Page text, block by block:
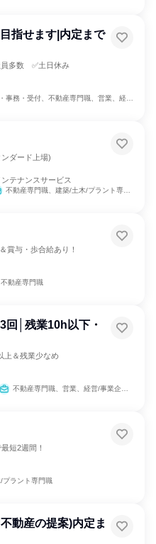
指せます|内定まで
員多数 ✅土日休み
専門職、営業、経営/事業企画、金融専門職、人事、総務、マーケティング・広告・宣伝
ダード上場)
テナンスサービス
不動産専門職、建築/土木/プラント専門職
賞与・歩合給あり！
動産専門職
回│残業10h以下・
上＆残業少なめ
不動産専門職、営業、経営/事業企画、金融専門職、マーケティング・広告・宣伝、カスタマーサクセス
短2週間！
プラント専門職
動産の提案)内定ま